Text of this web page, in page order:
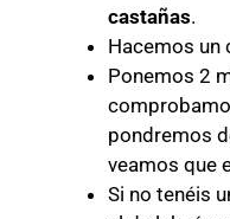
castañas.
Hacemos un
Ponemos 2
pondremos
veamos que
Si no tenéis